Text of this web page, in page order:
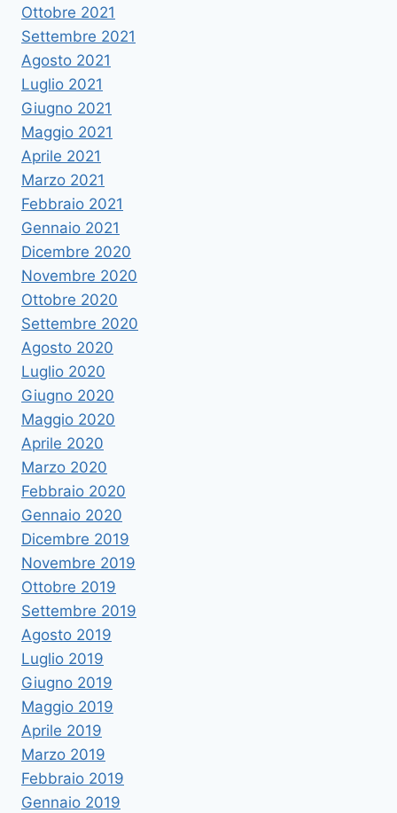
Ottobre 2021
Settembre 2021
Agosto 2021
Luglio 2021
Giugno 2021
Maggio 2021
Aprile 2021
Marzo 2021
Febbraio 2021
Gennaio 2021
Dicembre 2020
Novembre 2020
Ottobre 2020
Settembre 2020
Agosto 2020
Luglio 2020
Giugno 2020
Maggio 2020
Aprile 2020
Marzo 2020
Febbraio 2020
Gennaio 2020
Dicembre 2019
Novembre 2019
Ottobre 2019
Settembre 2019
Agosto 2019
Luglio 2019
Giugno 2019
Maggio 2019
Aprile 2019
Marzo 2019
Febbraio 2019
Gennaio 2019